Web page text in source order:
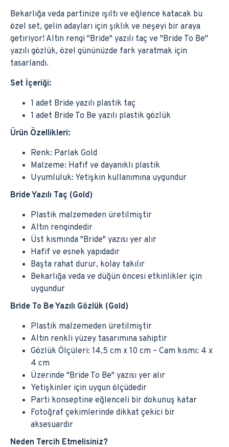
Bekarlığa veda partinize ışıltı ve eğlence katacak bu
özel set, gelin adayları için şıklık ve neşeyi bir araya
getiriyor! Altın rengi "Bride" yazılı taç ve "Bride To Be"
yazılı gözlük, özel gününüzde fark yaratmak için
tasarlandı.
Set İçeriği:
1 adet Bride yazılı plastik taç
1 adet Bride To Be yazılı plastik gözlük
Ürün Özellikleri:
Renk: Parlak Gold
Malzeme: Hafif ve dayanıklı plastik
Uyumluluk: Yetişkin kullanımına uygundur
Bride Yazılı Taç (Gold)
Plastik malzemeden üretilmiştir
Altın rengindedir
Üst kısmında "Bride" yazısı yer alır
Hafif ve esnek yapıdadır
Başta rahat durur, kolay takılır
Bekarlığa veda ve düğün öncesi etkinlikler için
uygundur
Bride To Be Yazılı Gözlük (Gold)
Plastik malzemeden üretilmiştir
Altın renkli yüzey tasarımına sahiptir
Gözlük Ölçüleri: 14,5 cm x 10 cm – Cam kısmı: 4 x
4 cm
Üzerinde "Bride To Be" yazısı yer alır
Yetişkinler için uygun ölçüdedir
Parti konseptine eğlenceli bir dokunuş katar
Fotoğraf çekimlerinde dikkat çekici bir
aksesuardır
Neden Tercih Etmelisiniz?